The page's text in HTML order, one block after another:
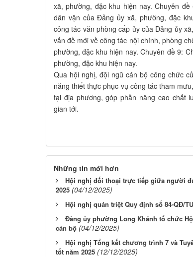
xã, phường, đặc khu hiện nay. Chuyên
dân vận của Đảng ủy xã, phường, đặc
công tác văn phòng cấp ủy của Đảng ủy
vấn đề mới về công tác nội chính, phòng
phường, đặc khu hiện nay. Chuyên đề 9:
phường, đặc khu hiện nay.
Qua hội nghị, đội ngũ cán bộ công chức
năng thiết thực phục vụ công tác tham
tại địa phương, góp phần nâng cao chất
gian tới.
Những tin mới hơn
Hội nghị đối thoại trực tiếp giữa người
2025 (04/12/2025)
Hội nghị quán triệt Quy định số 84-QĐ/
Đảng ủy phường Long Khánh tổ chức
cán bộ (04/12/2025)
Hội nghị Tổng kết chương trình 7 và
tốt năm 2025 (12/12/2025)